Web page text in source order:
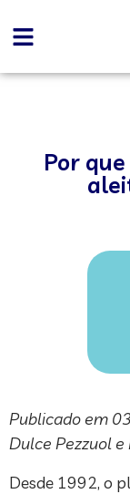
Por
Publicado em
Dulce Pezzuol e
Desde 1992, o